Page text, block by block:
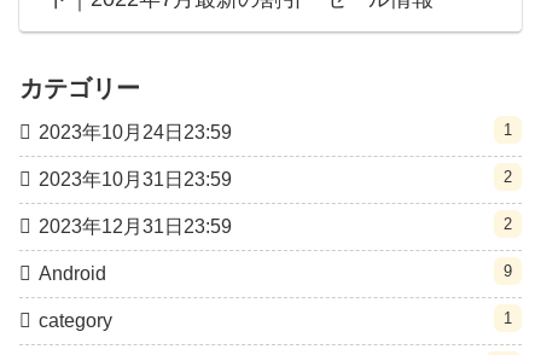
カテゴリー
2023年10月24日23:59 1
2023年10月31日23:59 2
2023年12月31日23:59 2
Android 9
category 1